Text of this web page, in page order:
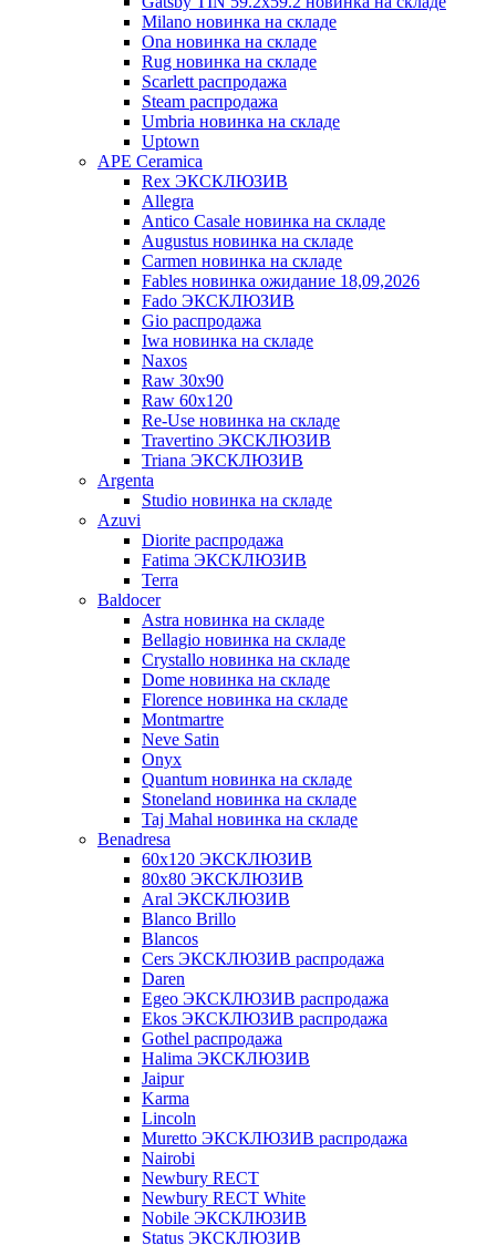
Milano новинка на складе
Ona новинка на складе
Rug новинка на складе
Scarlett распродажа
Steam распродажа
Umbria новинка на складе
Uptown
APE Ceramica
Rex ЭКСКЛЮЗИВ
Allegra
Antico Casale новинка на складе
Augustus новинка на складе
Carmen новинка на складе
Fables новинка ожидание 18,09,2026
Fado ЭКСКЛЮЗИВ
Gio распродажа
Iwa новинка на складе
Naxos
Raw 30x90
Raw 60х120
Re-Use новинка на складе
Travertino ЭКСКЛЮЗИВ
Triana ЭКСКЛЮЗИВ
Argenta
Studio новинка на складе
Azuvi
Diorite распродажа
Fatima ЭКСКЛЮЗИВ
Terra
Baldoсer
Astra новинка на складе
Bellagio новинка на складе
Crystallo новинка на складе
Dome новинка на складе
Florence новинка на складе
Montmartre
Neve Satin
Onyx
Quantum новинка на складе
Stoneland новинка на складе
Taj Mahal новинка на складе
Benadresa
60х120 ЭКСКЛЮЗИВ
80х80 ЭКСКЛЮЗИВ
Aral ЭКСКЛЮЗИВ
Blanco Brillo
Blancos
Cers ЭКСКЛЮЗИВ распродажа
Daren
Egeo ЭКСКЛЮЗИВ распродажа
Ekos ЭКСКЛЮЗИВ распродажа
Gothel распродажа
Halima ЭКСКЛЮЗИВ
Jaipur
Karma
Lincoln
Muretto ЭКСКЛЮЗИВ распродажа
Nairobi
Newbury RECT
Newbury RECT White
Nobile ЭКСКЛЮЗИВ
Status ЭКСКЛЮЗИВ